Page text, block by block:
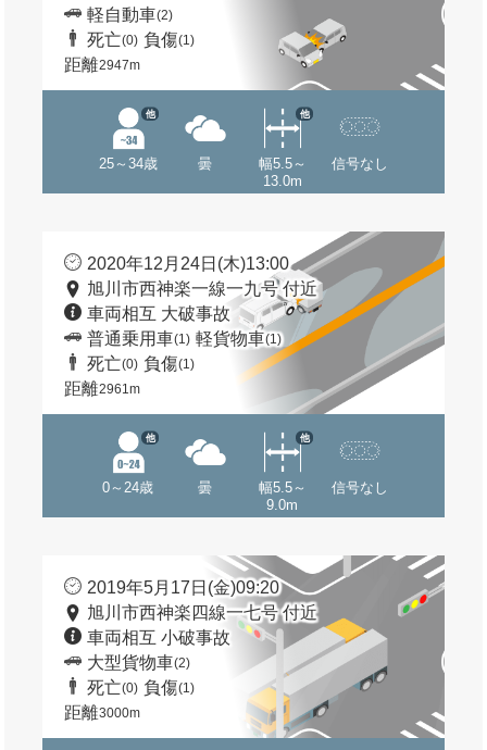
軽自動車(2)
死亡(0) 負傷(1)
距離2947m
25～34歳
他
曇
幅5.5～
13.0m
他
信号なし
2020年12月24日(木)13:00
旭川市西神楽一線一九号 付近
車両相互 大破事故
普通乗用車(1) 軽貨物車(1)
死亡(0) 負傷(1)
距離2961m
0～24歳
他
曇
幅5.5～
9.0m
他
信号なし
2019年5月17日(金)09:20
旭川市西神楽四線一七号 付近
車両相互 小破事故
大型貨物車(2)
死亡(0) 負傷(1)
距離3000m